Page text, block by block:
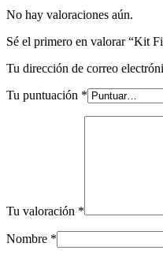
No hay valoraciones aún.
Sé el primero en valorar “Kit
Tu dirección de correo
Tu puntuación *
Tu valoración *
Nombre *